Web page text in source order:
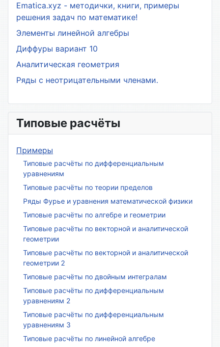
Ematica.xyz - методички, книги, примеры
решения задач по математике!
Элементы линейной алгебры
Диффуры вариант 10
Аналитическая геометрия
Ряды с неотрицательными членами.
Типовые расчёты
Примеры
Типовые расчёты по дифференциальным
уравнениям
Типовые расчёты по теории пределов
Ряды Фурье и уравнения математической физики
Типовые расчёты по алгебре и геометрии
Типовые расчёты по векторной и аналитической
геометрии
Типовые расчёты по векторной и аналитической
геометрии 2
Типовые расчёты по двойным интегралам
Типовые расчёты по дифференциальным
уравнениям 2
Типовые расчёты по дифференциальным
уравнениям 3
Типовые расчёты по линейной алгебре